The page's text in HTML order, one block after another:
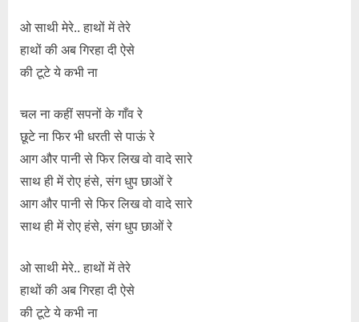
ओ साथी मेरे.. हाथों में तेरे
हाथों की अब गिरहा दी ऐसे
की टूटे ये कभी ना
चल ना कहीं सपनों के गाँव रे
छूटे ना फिर भी धरती से पाऊं रे
आग और पानी से फिर लिख वो वादे सारे
साथ ही में रोए हंसे, संग धुप छाओं रे
आग और पानी से फिर लिख वो वादे सारे
साथ ही में रोए हंसे, संग धुप छाओं रे
ओ साथी मेरे.. हाथों में तेरे
हाथों की अब गिरहा दी ऐसे
की टूटे ये कभी ना